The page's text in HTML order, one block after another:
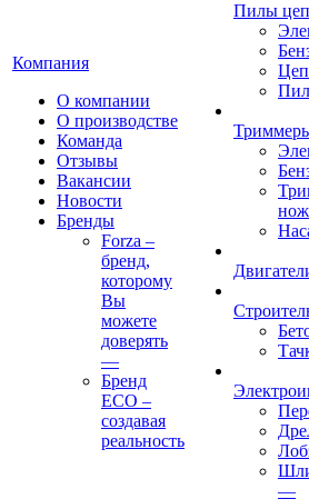
Компания
О компании
О производстве
Команда
Отзывы
Вакансии
Новости
Бренды
Forza –
бренд,
которому
Вы
можете
доверять
—
Бренд
ECO –
создавая
реальность
Пилы
—